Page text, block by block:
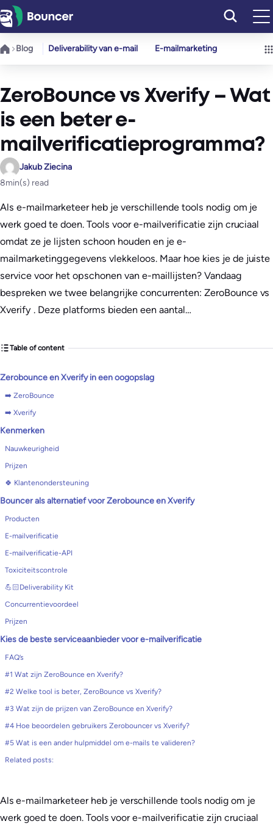
Ga
naar
de
Blog Deliverability van e-mail E-mailmarketing
ZeroBounce vs Xverify – Wat
is een beter e-
mailverificatieprogramma?
Jakub Ziecina
8min(s) read
Als e-mailmarketeer heb je verschillende tools nodig om je
werk goed te doen. Tools voor e-mailverificatie zijn cruciaal
omdat ze je lijsten schoon houden en je e-
mailmarketinggegevens vlekkeloos. Maar hoe kies je de juiste
service voor het opschonen van e-maillijsten? Vandaag
bespreken we twee belangrijke concurrenten: ZeroBounce vs
Xverify . Deze platforms bieden een aantal…
Table of content
Zerobounce en Xverify in een oogopslag
➡️ ZeroBounce
➡️ Xverify
Kenmerken
Nauwkeurigheid
Prijzen
🍀 Klantenondersteuning
Bouncer als alternatief voor Zerobounce en Xverify
Producten
E-mailverificatie
E-mailverificatie-API
Toxiciteitscontrole
💪🏻Deliverability Kit
Concurrentievoordeel
Prijzen
Kies de beste serviceaanbieder voor e-mailverificatie
FAQ’s
#1 Wat zijn ZeroBounce en Xverify?
#2 Welke tool is beter, ZeroBounce vs Xverify?
#3 Wat zijn de prijzen van ZeroBounce en Xverify?
#4 Hoe beoordelen gebruikers Zerobouncer vs Xverify?
#5 Wat is een ander hulpmiddel om e-mails te valideren?
Related posts:
Als e-mailmarketeer heb je verschillende tools nodig om je
werk goed te doen. Tools voor e-mailverificatie zijn cruciaal